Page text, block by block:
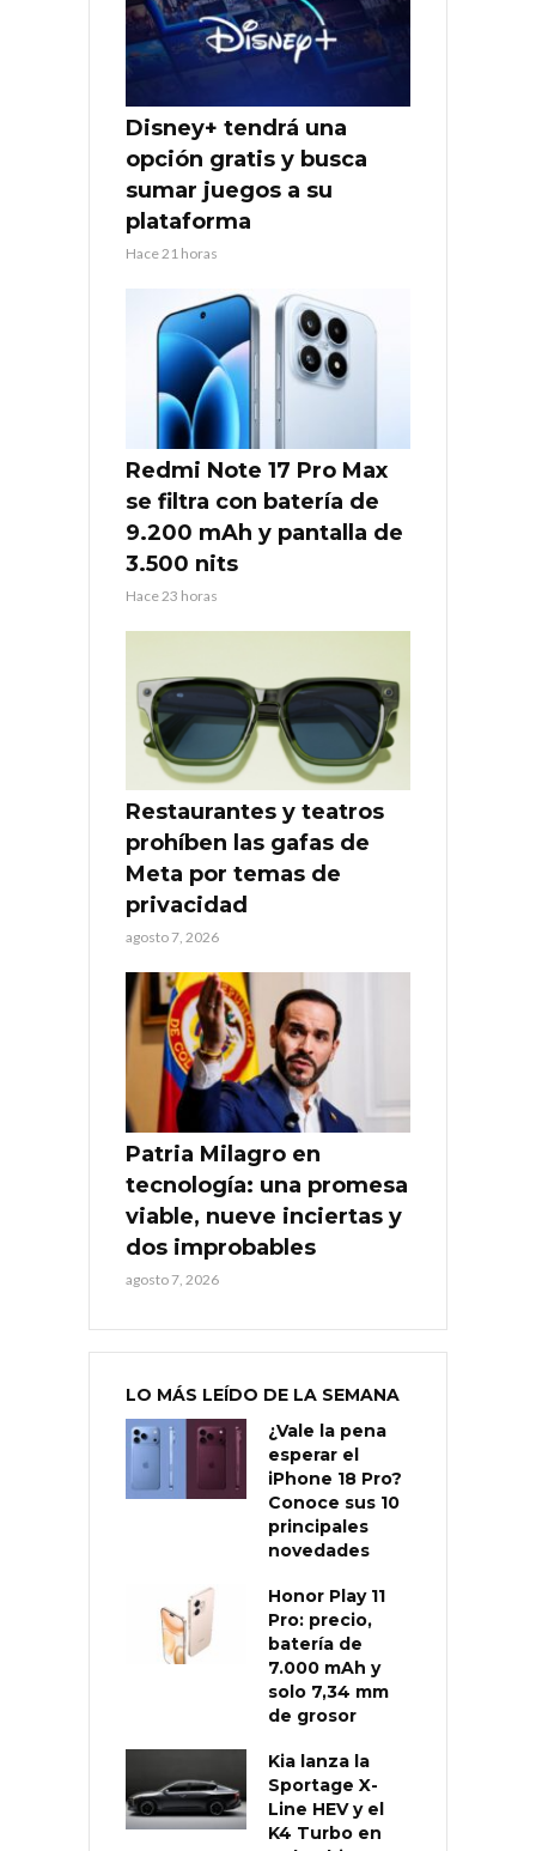
Disney+ tendrá una
opción gratis y busca
sumar juegos a su
plataforma
Hace 21 horas
Redmi Note 17 Pro Max
se filtra con batería de
9.200 mAh y pantalla de
3.500 nits
Hace 23 horas
Restaurantes y teatros
prohíben las gafas de
Meta por temas de
privacidad
agosto 7, 2026
Patria Milagro en
tecnología: una promesa
viable, nueve inciertas y
dos improbables
agosto 7, 2026
LO MÁS LEÍDO DE LA SEMANA
¿Vale la pena
esperar el
iPhone 18 Pro?
Conoce sus 10
principales
novedades
Honor Play 11
Pro: precio,
batería de
7.000 mAh y
solo 7,34 mm
de grosor
Kia lanza la
Sportage X-
Line HEV y el
K4 Turbo en